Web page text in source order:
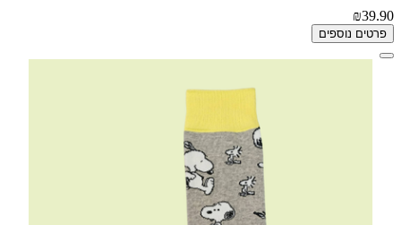
₪39.90
פרטים נוספים